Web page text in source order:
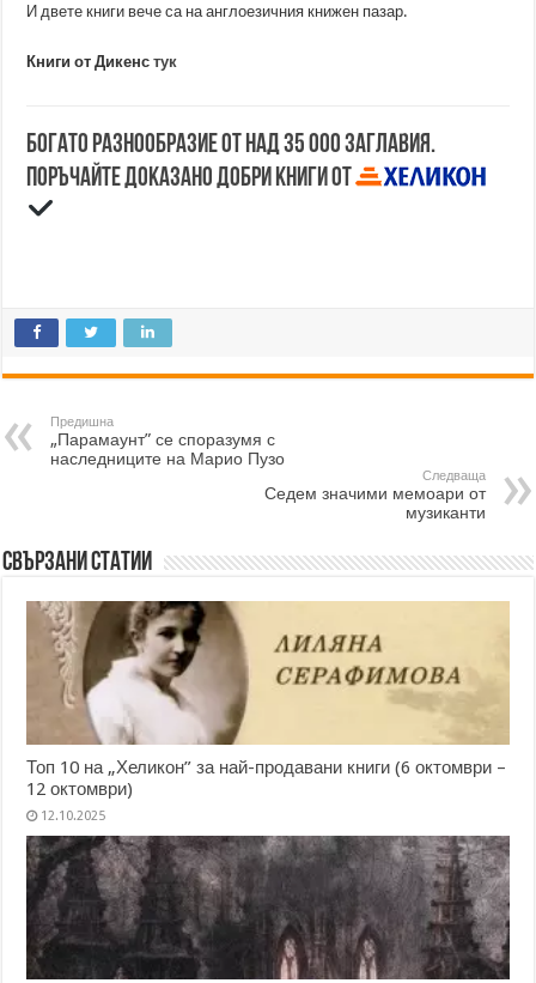
И двете книги вече са на англоезичния книжен пазар.
Книги от Дикенстук
Богато разнообразие от над 35 000 заглавия.
Поръчайте доказано добри книги от
Предишна
„Парамаунт” се споразумя с
наследниците на Марио Пузо
Следваща
Седем значими мемоари от
музиканти
Свързани статии
Топ 10 на „Хеликон” за най-продавани книги (6 октомври –
12 октомври)
12.10.2025